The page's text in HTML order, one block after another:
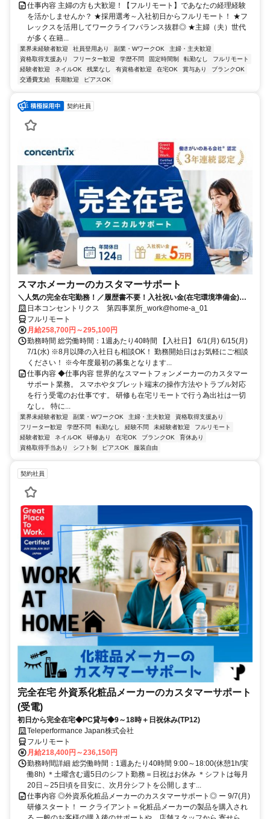
仕事内容 主婦の方も大歓迎！【フルリモート】であなたの経理経験
を活かしませんか？ ★採用選考～入社初日からフルリモート！ ★フ
レックスを活用してワークライフバランス抜群◎ ★主婦（夫）世代
が多く在籍...
業界未経験者歓迎 社員登用あり 副業・WワークOK
主婦・主夫歓迎
資格取得支援あり
フリーター歓迎 学歴不問 固定時間制 転勤なし
フルリモート
経験者歓迎
ネイルOK 残業なし 有資格者歓迎 在宅OK 賞与あり
ブランクOK
交通費支給
長期歓迎 ピアスOK
契約社員
スマホメーカーのカスタマーサポート
＼人気の完全在宅勤務！／履歴書不要！入社祝い金(在宅環境準備金)最
大5万円支給！入社手続きから研修・業務とすべてフルリモートなので
お住まいに関係なく働くことが出来る環境です！
日本コンセントリクス 第四事業所_work@home-a_01
フルリモート
月給258,700円～295,100円
勤務時間 総労働時間：1週あたり40時間 【入社日】 6/1(月) 6/15(月)
7/1(水) ※8月以降の入社日も相談OK！ 勤務開始日はお気軽にご相談
ください！ ※今年度最初の募集となります...
仕事内容 ◆仕事内容 世界的なスマートフォンメーカーのカスタマー
サポート業務。 スマホやタブレット端末の操作方法やトラブル対応
を行う受電のお仕事です。 研修も在宅リモートで行う為出社は一切
なし。 特に...
業界未経験者歓迎 副業・WワークOK 主婦・主夫歓迎
資格取得支援あり
フリーター歓迎
学歴不問 転勤なし 経験不問 未経験者歓迎
フルリモート
経験者歓迎
ネイルOK 研修あり 在宅OK ブランクOK
育休あり
資格取得手当あり
シフト制 ピアスOK 服装自由
契約社員
完全在宅 外資系化粧品メーカーのカスタマーサポート
(受電)
初日から完全在宅◆PC貸与◆9～18時＋日祝休み(TP12)
Teleperformance Japan株式会社
フルリモート
月給218,400円～236,150円
勤務時間詳細 総労働時間：1週あたり40時間 9:00～18:00(休憩1h/実
働8h) ＊土曜含む週5日のシフト勤務＝日祝はお休み ＊シフトは毎月
20日～25日頃を目安に、次月分シフトを公開します...
仕事内容 ◎外資系化粧品メーカーのカスタマーサポート◎ ー 9/7(月)
研修スタート！ ー クライアント＝化粧品メーカーの製品を購入され